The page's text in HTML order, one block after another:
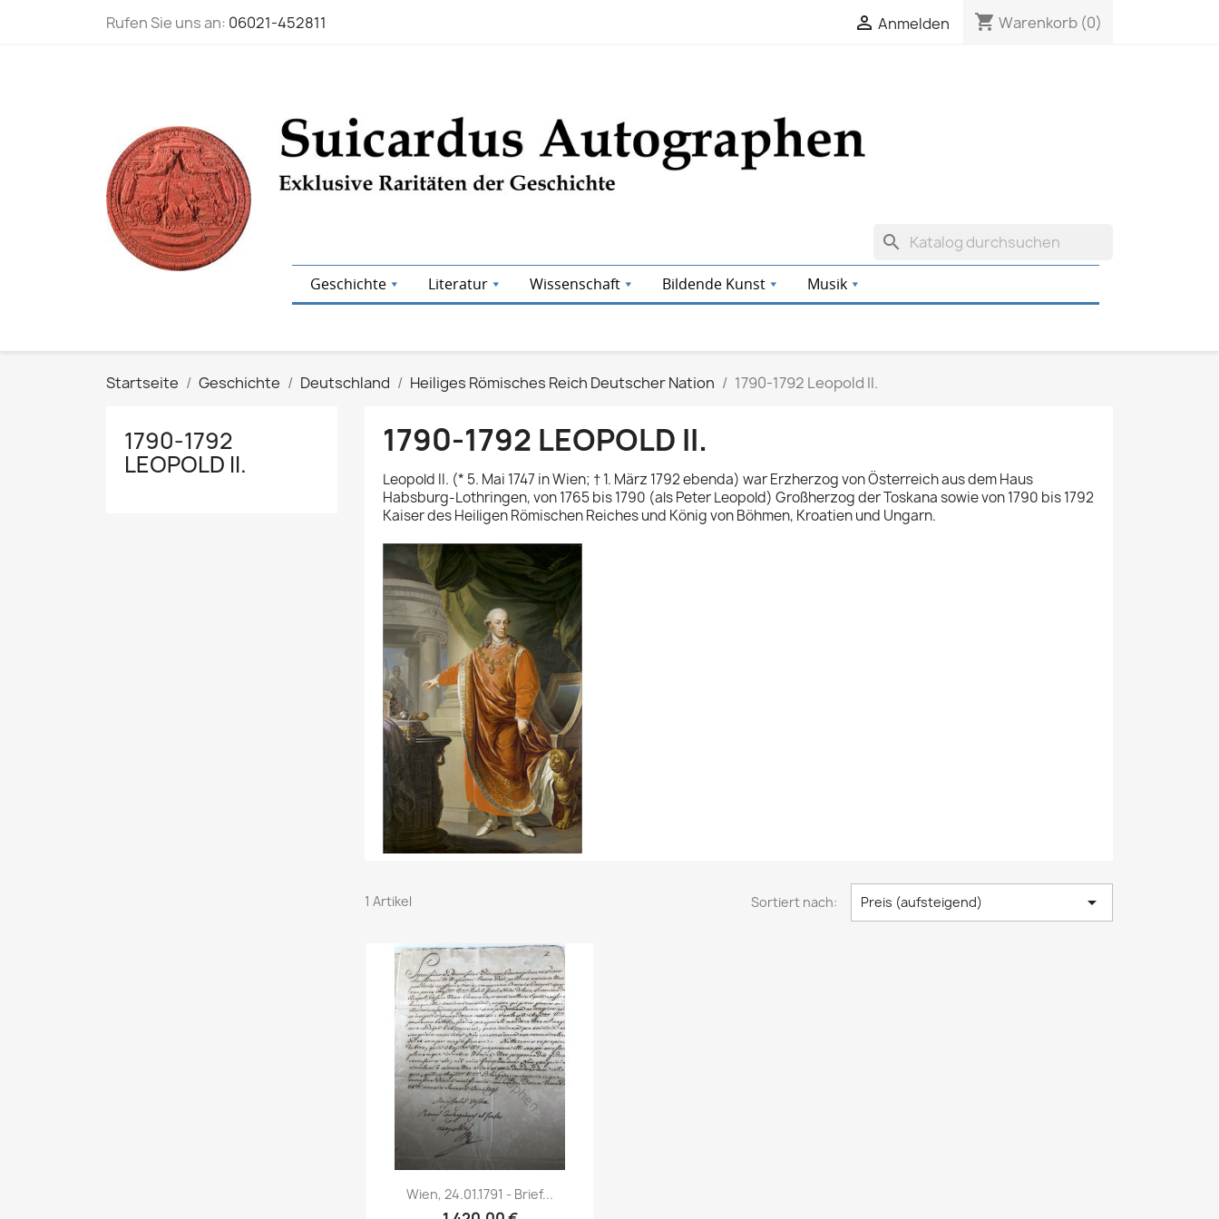
Rufen Sie uns an: 06021-452811  Anmelden shopping_cart Warenkorb (0)
search
Geschichte Literatur Wissenschaft Bildende Kunst Musik
Startseite Geschichte Deutschland Heiliges Römisches Reich Deutscher Nation 1790-1792 Leopold II.
1790-1792
LEOPOLD II.
1790-1792 LEOPOLD II.
Leopold II. (* 5. Mai 1747 in Wien; † 1. März 1792 ebenda) war Erzherzog von Österreich aus dem Haus
Habsburg-Lothringen, von 1765 bis 1790 (als Peter Leopold) Großherzog der Toskana sowie von 1790 bis 1792
Kaiser des Heiligen Römischen Reiches und König von Böhmen, Kroatien und Ungarn.
1 Artikel Sortiert nach: Preis (aufsteigend) 
Vorschau
Wien, 24.01.1791 - Brief...